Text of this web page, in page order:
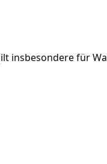
insbesondere für